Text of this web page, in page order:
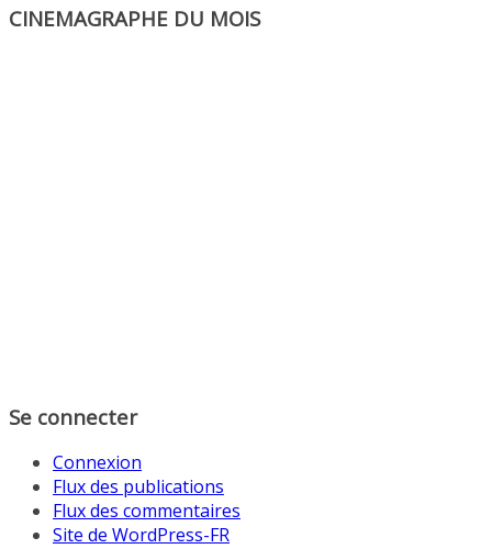
CINEMAGRAPHE DU MOIS
Se connecter
Connexion
Flux des publications
Flux des commentaires
Site de WordPress-FR